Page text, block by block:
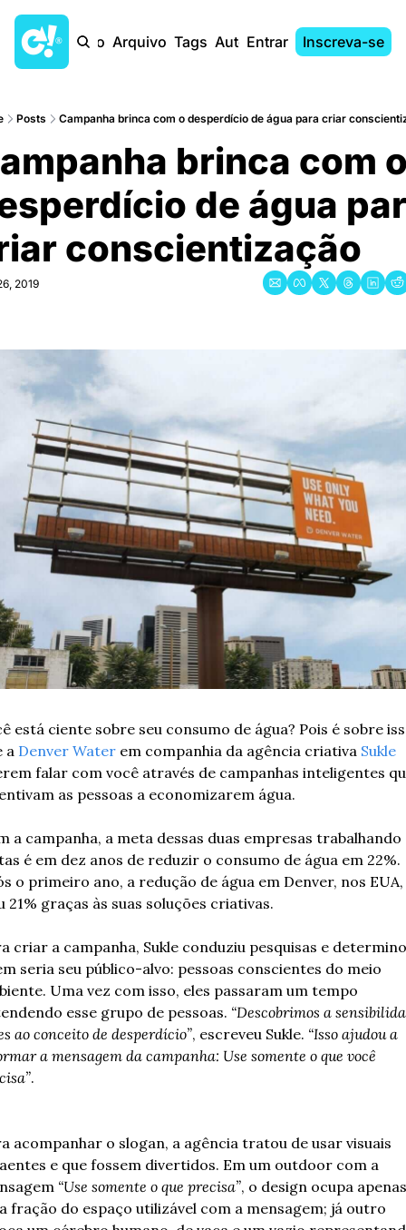
Início Arquivo Tags AutoresEntrar Inscreva-se
Posts Campanha brinca com o desperdício de água para criar
brinca com
de água
conscientização
2019
está ciente sobre seu consumo de água? Pois é sobre
a Denver Water em companhia da agência criativa Sukle
falar com você através de campanhas inteligentes
as pessoas a economizarem água.
a campanha, a meta dessas duas empresas trabalhando
é em dez anos de reduzir o consumo de água em 22%.
o primeiro ano, a redução de água em Denver, nos EUA,
21% graças às suas soluções criativas.
criar a campanha, Sukle conduziu pesquisas e
seria seu público-alvo: pessoas conscientes do meio
Uma vez com isso, eles passaram um tempo
esse grupo de pessoas. “Descobrimos a
ao conceito de desperdício”, escreveu Sukle. “Isso ajudou a
a mensagem da campanha: Use somente o que você
.
acompanhar o slogan, a agência tratou de usar visuais
e que fossem divertidos. Em um outdoor com a
“Use somente o que precisa”, o design ocupa apenas
fração do espaço utilizável com a mensagem; já outro